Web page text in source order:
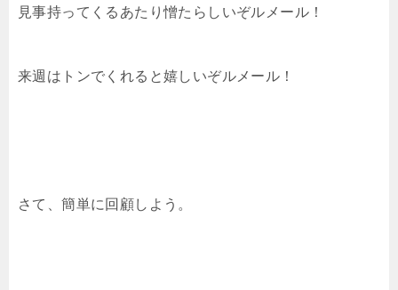
見事持ってくるあたり憎たらしいぞルメール！
来週はトンでくれると嬉しいぞルメール！
さて、簡単に回顧しよう。